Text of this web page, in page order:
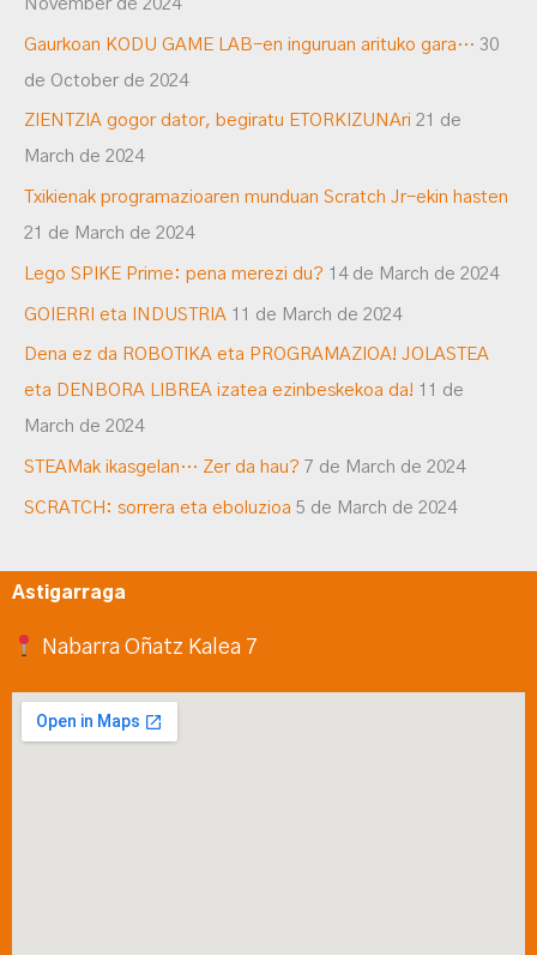
November de 2024
Gaurkoan KODU GAME LAB-en inguruan arituko gara… 30
de October de 2024
ZIENTZIA gogor dator, begiratu ETORKIZUNAri 21 de
March de 2024
Txikienak programazioaren munduan Scratch Jr-ekin hasten
21 de March de 2024
Lego SPIKE Prime: pena merezi du? 14 de March de 2024
GOIERRI eta INDUSTRIA 11 de March de 2024
Dena ez da ROBOTIKA eta PROGRAMAZIOA! JOLASTEA
eta DENBORA LIBREA izatea ezinbeskekoa da! 11 de
March de 2024
STEAMak ikasgelan… Zer da hau? 7 de March de 2024
SCRATCH: sorrera eta eboluzioa 5 de March de 2024
Astigarraga
Nabarra Oñatz Kalea 7